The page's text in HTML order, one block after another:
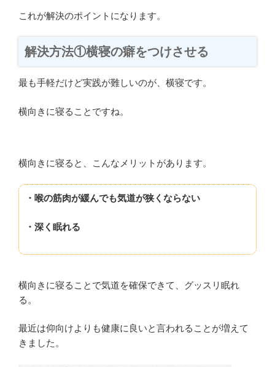
これが解決のポイントになります。
解決方法①横寝の癖をつけさせる
最も手軽だけど実践が難しいのが、横寝です。
横向きに寝ることですね。
横向きに寝ると、こんなメリットがあります。
・喉の筋肉が緩んでも気道が狭くならない
・深く眠れる
横向きに寝ることで気道を確保できて、グッスリ眠れ
る。
最近は仰向けよりも健康に良いと言われることが増えて
きました。